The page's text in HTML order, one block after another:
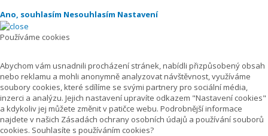
Ano, souhlasím Nesouhlasím Nastavení
Používáme cookies
Abychom vám usnadnili procházení stránek, nabídli přizpůsobený obsah
nebo reklamu a mohli anonymně analyzovat návštěvnost, využíváme
soubory cookies, které sdílíme se svými partnery pro sociální média,
inzerci a analýzu. Jejich nastavení upravíte odkazem "Nastavení cookies"
a kdykoliv jej můžete změnit v patičce webu. Podrobnější informace
najdete v našich Zásadách ochrany osobních údajů a používání souborů
cookies. Souhlasíte s používáním cookies?